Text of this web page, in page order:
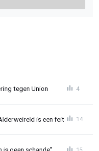
tegen Union 4
is een feit 14